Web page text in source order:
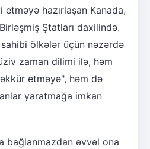
etməyə hazırlaşan Kanada,
Ştatları daxilində.
ölkələr üçün nəzərdə
zaman dilimi ilə, həm
etməyə", həm də
yaratmağa imkan
bağlanmazdan əvvəl ona